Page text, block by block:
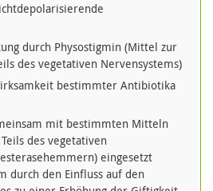
durch Physostigmin (Mittel zur
des vegetativen Nervensystems)
bestimmter Antibiotika
mit bestimmten Mitteln
des vegetativen
eingesetzt
durch den Einfluss auf den